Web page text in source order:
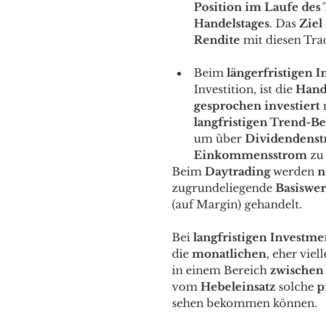
Position im Laufe des
Handelstages. Das Ziel
Rendite mit diesen
Beim längerfristigen
Investition, ist die
gesprochen investiert
langfristigen Trend-
um über
Einkommensstrom zu
Beim Daytrading werden
zugrundeliegende
(auf Margin) gehandelt.
Bei langfristigen
die monatlichen, eher
in einem Bereich zwischen
vom Hebeleinsatz solche
sehen bekommen können.